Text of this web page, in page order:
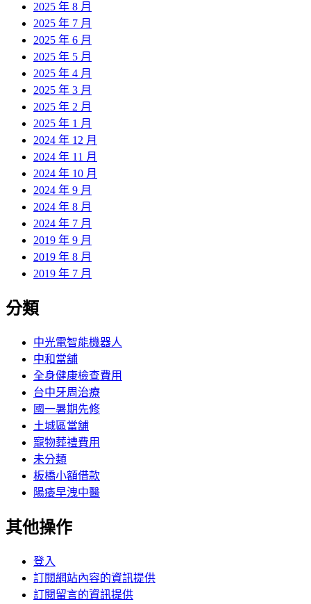
2025 年 8 月
2025 年 7 月
2025 年 6 月
2025 年 5 月
2025 年 4 月
2025 年 3 月
2025 年 2 月
2025 年 1 月
2024 年 12 月
2024 年 11 月
2024 年 10 月
2024 年 9 月
2024 年 8 月
2024 年 7 月
2019 年 9 月
2019 年 8 月
2019 年 7 月
分類
中光電智能機器人
中和當舖
全身健康檢查費用
台中牙周治療
國一暑期先修
土城區當舖
寵物葬禮費用
未分類
板橋小額借款
陽痿早洩中醫
其他操作
登入
訂閱網站內容的資訊提供
訂閱留言的資訊提供